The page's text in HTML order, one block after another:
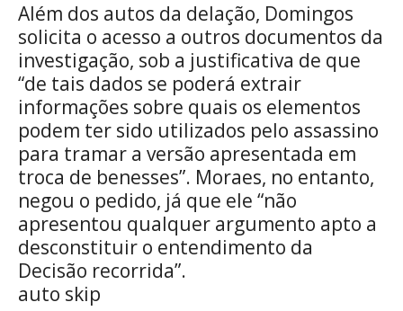
Além dos autos da delação, Domingos
solicita o acesso a outros documentos da
investigação, sob a justificativa de que
“de tais dados se poderá extrair
informações sobre quais os elementos
podem ter sido utilizados pelo assassino
para tramar a versão apresentada em
troca de benesses”. Moraes, no entanto,
negou o pedido, já que ele “não
apresentou qualquer argumento apto a
desconstituir o entendimento da
Decisão recorrida”.
auto skip